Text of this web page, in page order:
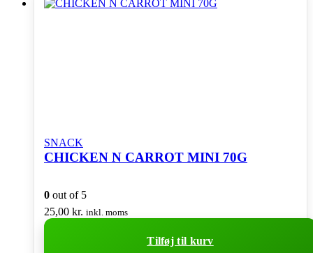
SNACK
CHICKEN N CARROT MINI 70G
0 out of 5
25,00 kr. inkl. moms
Tilføj til kurv